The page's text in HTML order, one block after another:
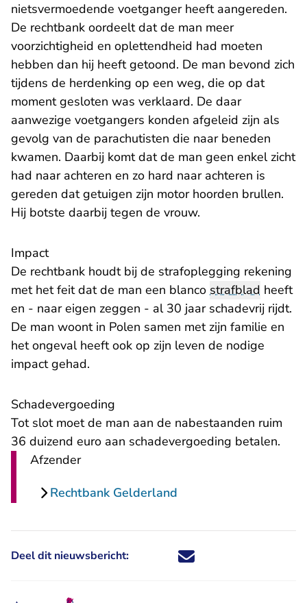
nietsvermoedende voetganger heeft aangereden.
De rechtbank oordeelt dat de man meer
voorzichtigheid en oplettendheid had moeten
hebben dan hij heeft getoond. De man bevond zich
tijdens de herdenking op een weg, die op dat
moment gesloten was verklaard. De daar
aanwezige voetgangers konden afgeleid zijn als
gevolg van de parachutisten die naar beneden
kwamen. Daarbij komt dat de man geen enkel zicht
had naar achteren en zo hard naar achteren is
gereden dat getuigen zijn motor hoorden brullen.
Hij botste daarbij tegen de vrouw.
Impact
De rechtbank houdt bij de strafoplegging rekening
met het feit dat de man een blanco strafblad heeft
en - naar eigen zeggen - al 30 jaar schadevrij rijdt.
De man woont in Polen samen met zijn familie en
het ongeval heeft ook op zijn leven de nodige
impact gehad.
Schadevergoeding
Tot slot moet de man aan de nabestaanden ruim
36 duizend euro aan schadevergoeding betalen.
Afzender
Rechtbank Gelderland
Deel dit nieuwsbericht: Deel dit nieuwsbericht via X -
Deel dit nieuwsbericht via
Deel dit nieuwsbericht
Deel dit